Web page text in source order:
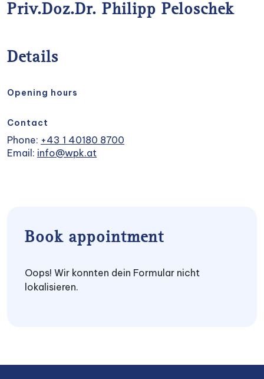
Priv.Doz.Dr. Philipp Peloschek
Details
Opening hours
Contact
Phone: +43 1 40180 8700
Email: info@wpk.at
Book appointment
Oops! Wir konnten dein Formular nicht
lokalisieren.